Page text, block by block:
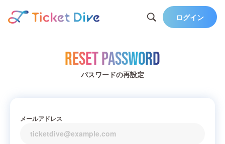
ログイン
Reset Password
パスワードの再設定
メールアドレス